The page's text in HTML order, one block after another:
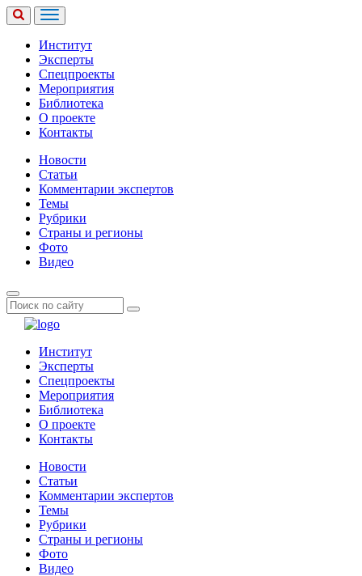
Институт
Эксперты
Спецпроекты
Мероприятия
Библиотека
О проекте
Контакты
Новости
Статьи
Комментарии экспертов
Темы
Рубрики
Страны и регионы
Фото
Видео
Институт
Эксперты
Спецпроекты
Мероприятия
Библиотека
О проекте
Контакты
Новости
Статьи
Комментарии экспертов
Темы
Рубрики
Страны и регионы
Фото
Видео